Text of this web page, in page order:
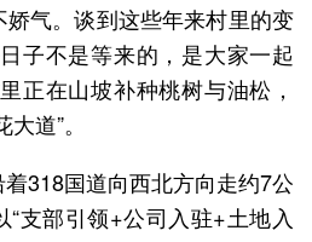
气。谈到这些年来村里的变
子不是等来的，是大家一起
正在山坡补种桃树与油松，
道”。
318国道向西北方向走约7公
支部引领+公司入驻+土地入